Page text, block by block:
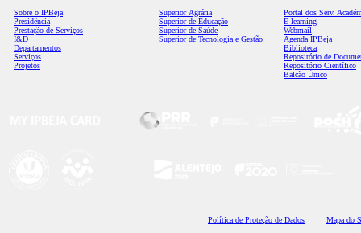
Sobre o IPBeja
Presidência
Prestação de Serviços
I&D
Departamentos
Serviços
Projetos
Superior Agrária
Superior de Educação
Superior de Saúde
Superior de Tecnologia e Gestão
Portal dos Serv.
E-learning
Webmail
Agenda IPBeja
Biblioteca
Repositório de
Repositório Científico
Balcão Único
Política de Proteção de Dados Mapa do